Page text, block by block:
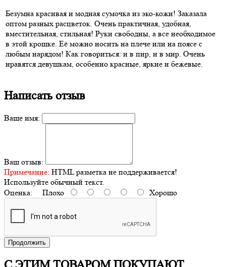
Безумна красивая и модная сумочка из эко-кожи! Заказала
оптом разных расцветок. Очень практичная, удобная,
вместительная, стильная! Руки свободны, а все необходимое
в этой крошке. Её можно носить на плече или на поясе с
любым нарядом! Как говориться: и в пир, и в мир. Очень
нравятся девушкам, особенно красные, яркие и бежевые.
Написать отзыв
Ваше имя:
Ваш отзыв:
Примечание: HTML разметка не поддерживается!
Используйте обычный текст.
Оценка: Плохо Хорошо
Продолжить